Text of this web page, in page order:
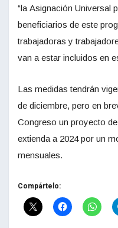
“la Asignación Universal
beneficiarios de este
trabajadoras y
van a estar incluidos en
Las medidas tendrán
de diciembre, pero en
Congreso un proyecto
extienda a 2024 por un
mensuales.
Compártelo: